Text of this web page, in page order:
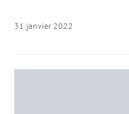
31 janvier 2022